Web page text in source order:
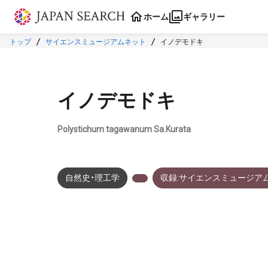
本文に飛ぶ
ホーム ギャラリー
トップ サイエンスミュージアムネット イノデモドキ
イノデモドキ
Polystichum tagawanum Sa.Kurata
自然史・理工学 収録:サイエンスミュージア